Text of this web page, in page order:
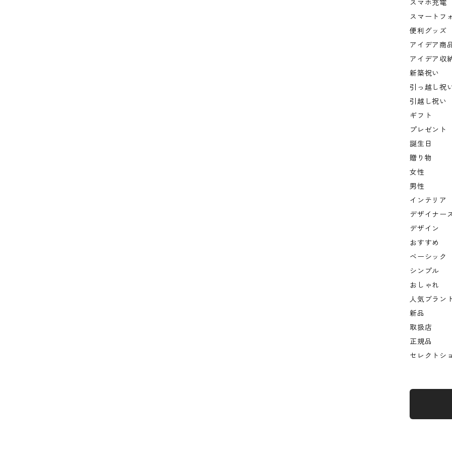
スマホ充電
スマートフ
便利グッズ
アイデア商
アイデア収
新築祝い
引っ越し祝
引越し祝い
ギフト
プレゼント
誕生日
贈り物
女性
男性
インテリア
デザイナー
デザイン
おすすめ
ベーシック
シンプル
おしゃれ
人気ブラン
新品
取扱店
正規品
セレクトシ